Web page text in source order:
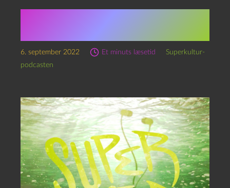
6. september 2022 Et minuts læsetid
Superkultur-
podcasten